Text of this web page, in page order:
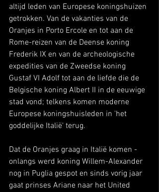
altijd leden van Europese koningshuizen
getrokken. Van de vakanties van de
Oranjes in Porto Ercole en tot aan de
Rome-reizen van de Deense koning
Frederik IX en van de archeologische
expedities van de Zweedse koning
Gustaf VI Adolf tot aan de liefde die de
Belgische koning Albert II in de eeuwige
stad vond; telkens komen moderne
Europese koningshuisleden in 'het
goddelijke Italië' terug.
Dat de Oranjes graag in Italië komen -
onlangs werd koning Willem-Alexander
nog in Puglia gespot en sinds vorig jaar
gaat prinses Ariane naar het United